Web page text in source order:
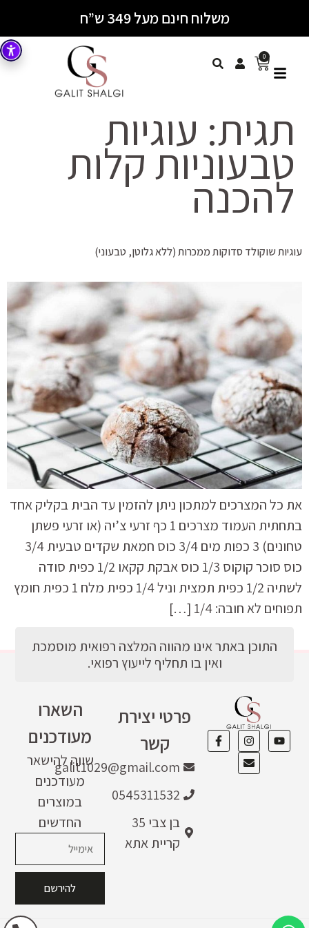
משלוח חינם מעל 349 ש”ח
0
תגית: עוגיות
טבעוניות קלות
להכנה
עוגיות שוקולד סדוקות ממכרות (ללא גלוטן, טבעוני)
את כל המצרכים למתכון ניתן להזמין עד הבית בקליק אחד
בתחתית העמוד מצרכים 1 כף זרעי צ’יה (או זרעי פשתן
טחונים) 3 כפות מים 3/4 כוס חמאת שקדים טבעית 3/4
כוס סוכר קוקוס 1/3 כוס אבקת קקאו 1/2 כפית סודה
לשתיה 1/2 כפית תמצית וניל 1/4 כפית מלח 1 כפית חומץ
תפוחים לא חובה: 1/4 […]
פרטי יצירת
קשר
galit1029@gmail.com
0545311532
בן צבי 35
קריית אתא
השארו
מעודכנים
שווה להישאר
מעודכנים
במוצרים
החדשים
להירשם
התוכן באתר אינו מהווה המלצה רפואית מוסמכת
ואין בו תחליף לייעוץ רפואי.